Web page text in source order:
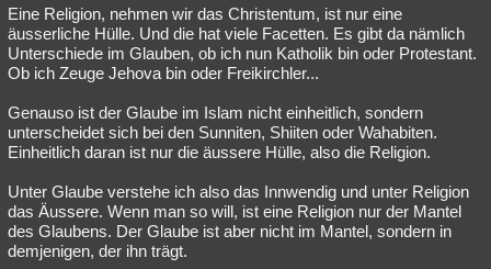
Eine Religion, nehmen wir das Christentum, ist nur eine
äusserliche Hülle. Und die hat viele Facetten. Es gibt da nämlich
Unterschiede im Glauben, ob ich nun Katholik bin oder Protestant.
Ob ich Zeuge Jehova bin oder Freikirchler...
Genauso ist der Glaube im Islam nicht einheitlich, sondern
unterscheidet sich bei den Sunniten, Shiiten oder Wahabiten.
Einheitlich daran ist nur die äussere Hülle, also die Religion.
Unter Glaube verstehe ich also das Innwendig und unter Religion
das Äussere. Wenn man so will, ist eine Religion nur der Mantel
des Glaubens. Der Glaube ist aber nicht im Mantel, sondern in
demjenigen, der ihn trägt.